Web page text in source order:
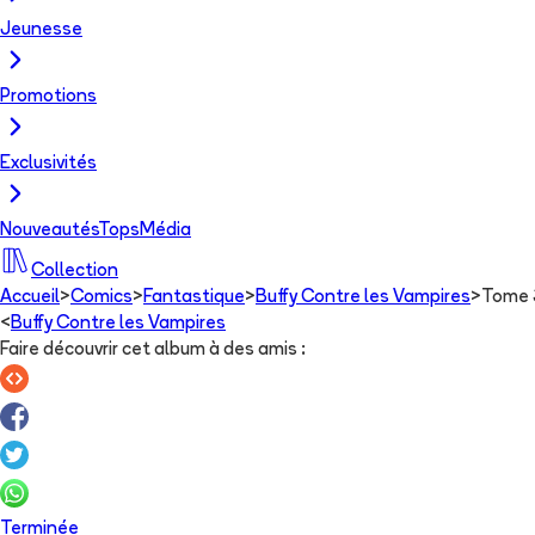
Jeunesse
Promotions
Exclusivités
NouveautésTops Média
Collection
Accueil>Comics> Fantastique> Buffy Contre les Vampires> Tome
< Buffy Contre les Vampires
Faire découvrir cet album à des amis :
Terminée